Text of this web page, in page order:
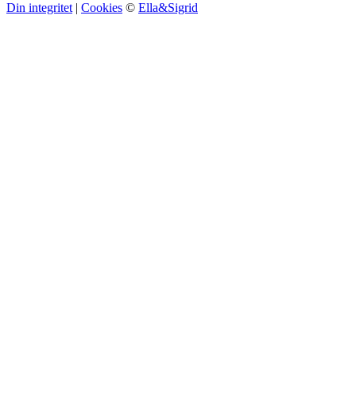
Din integritet | Cookies © Ella&Sigrid